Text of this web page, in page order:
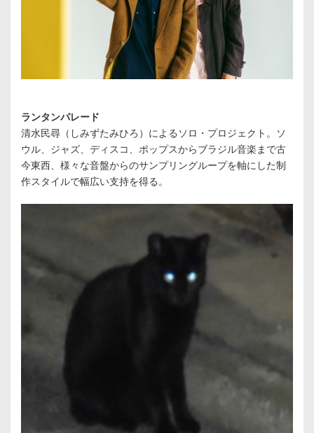
ランタンパレード
清水民尋（しみずたみひろ）によるソロ・プロジェクト。ソ
ウル、ジャズ、ディスコ、ポップスからブラジル音楽まで古
今東西、様々な音盤からのサンプリングループを軸にした制
作スタイルで幅広い支持を得る。